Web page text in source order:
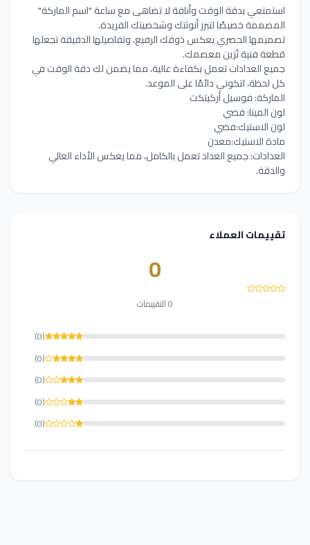
استمتعي بدقة الوقت وأناقة لا تضاهى مع ساعة "اسم الماركة"
المصممة خصيصًا لتبرز أنوثتك وشخصيتك الفريدة.
تصميمها الحصري يعكس ذوقك الرفيع، وتفاصيلها الدقيقة تجعلها
قطعة فنية تُزين معصمك.
جميع العدادات تعمل بكفاءة عالية، مما يضمن لك دقة الوقت في
كل لحظة، لتكوني دائمًا على الموعد.
الماركة: فوسيل أركيتكت
لون المينا: فضي
لون الاستيك:فضي
مادة الاستيك:معدن
العدادات: جميع العداد تعمل بالكامل، مما يعكس الأداء العالي
والدقة.
تقييمات العملاء
0
0 التقييمات
(0)
(0)
(0)
(0)
(0)